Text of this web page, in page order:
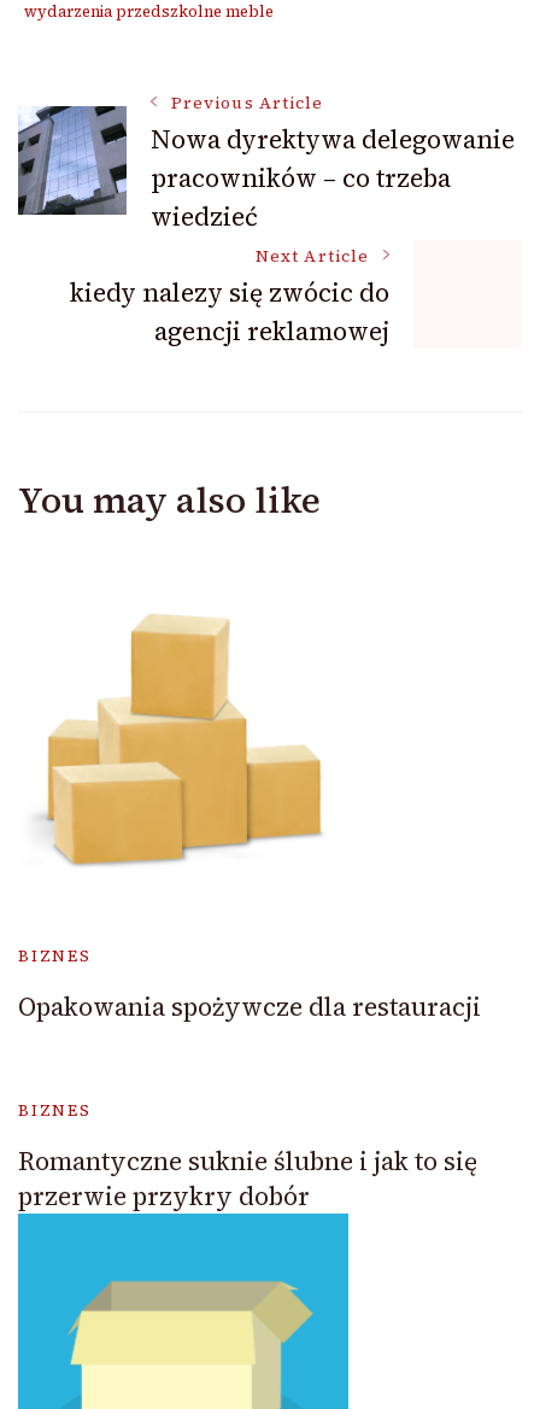
wydarzenia przedszkolne meble
Post
Navigation
Previous Article
Nowa dyrektywa delegowanie
pracowników – co trzeba
wiedzieć
Next Article
kiedy nalezy się zwócic do
agencji reklamowej
You may also like
BIZNES
Opakowania spożywcze dla restauracji
BIZNES
Romantyczne suknie ślubne i jak to się
przerwie przykry dobór